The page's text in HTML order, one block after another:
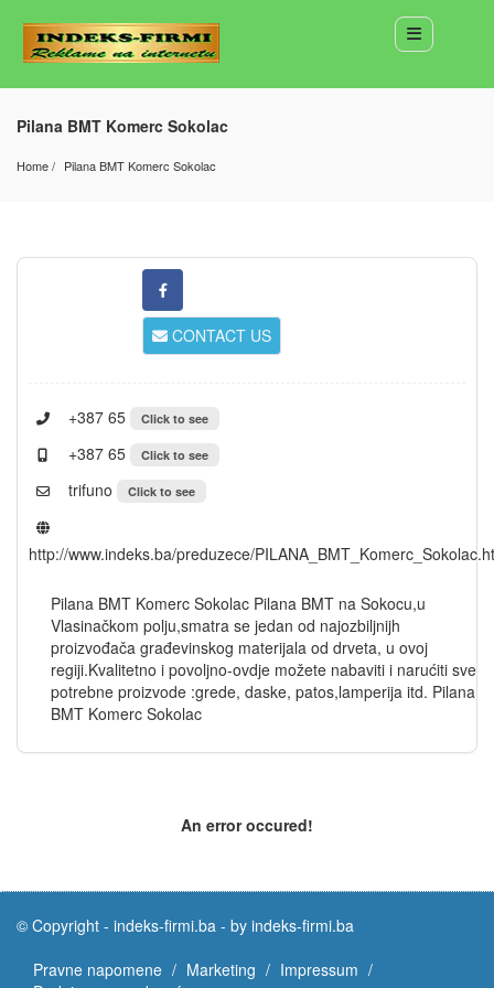
Pilana BMT Komerc Sokolac
Home Pilana BMT Komerc Sokolac
CONTACT US
+387 65 Click to see
+387 65 Click to see
trifuno Click to see
http://www.indeks.ba/preduzece/
Pilana BMT Komerc Sokolac Pilana BMT na Sokocu,u
Vlasinačkom polju,smatra se jedan od najozbiljnijh
proizvođača građevinskog materijala od drveta, u ovoj
regiji.Kvalitetno i povoljno-ovdje možete nabaviti i narućiti sve
potrebne proizvode :grede, daske, patos,lamperija itd. Pilana
BMT Komerc Sokolac
An error occured!
© Copyright - indeks-firmi.ba - by indeks-firmi.ba
Pravne napomene
Marketing
Impressum